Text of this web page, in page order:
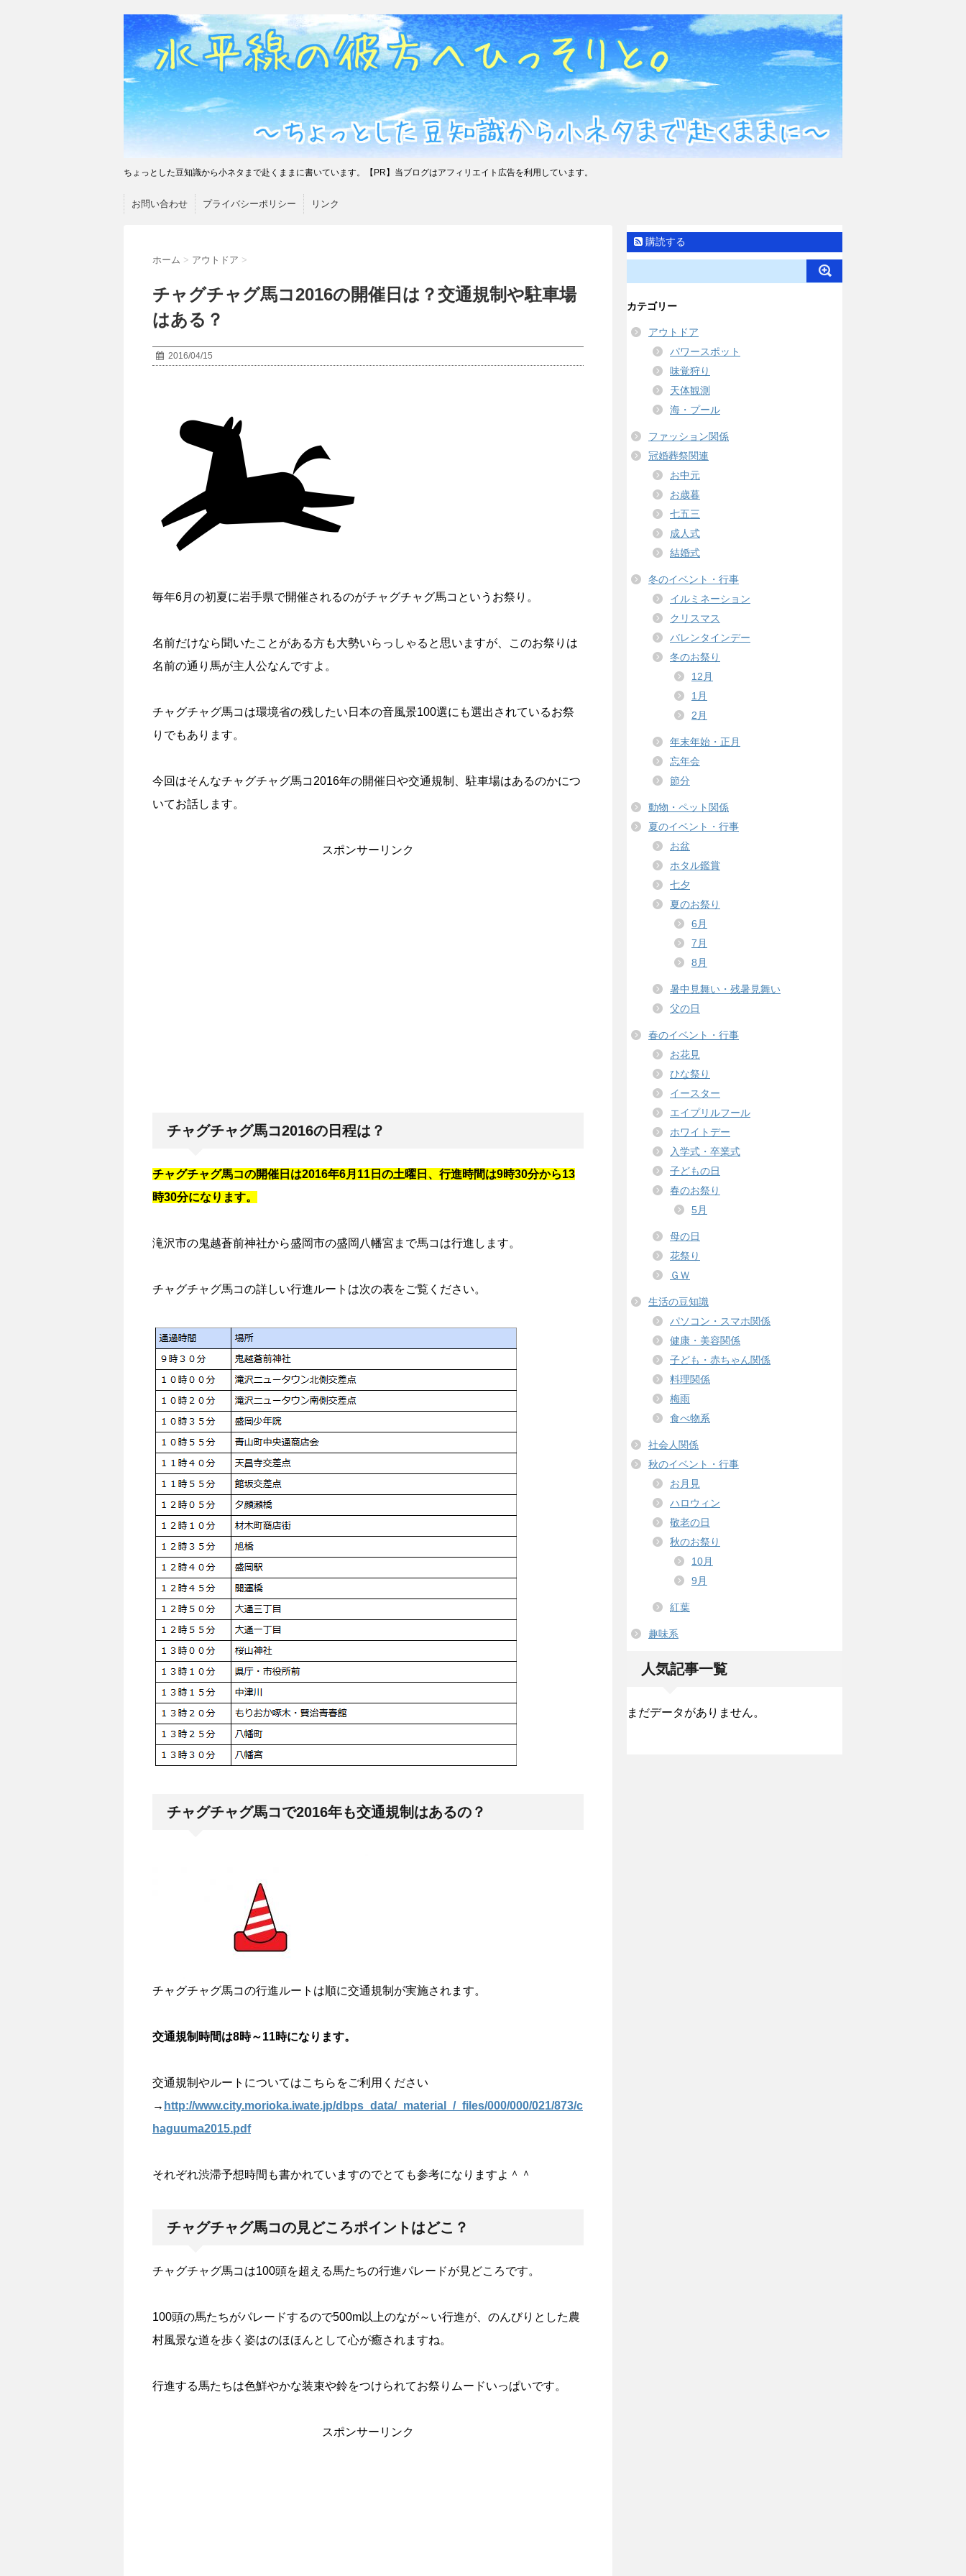
ちょっとした豆知識から小ネタまで赴くままに書いています。【PR】当ブログはアフィリエイト広告を利用しています。
お問い合わせ プライバシーポリシー リンク
ホーム > アウトドア >
チャグチャグ馬コ2016の開催日は？交通規制や駐車場
はある？
2016/04/15
毎年6月の初夏に岩手県で開催されるのがチャグチャグ馬コというお祭り。
名前だけなら聞いたことがある方も大勢いらっしゃると思いますが、このお祭りは
名前の通り馬が主人公なんですよ。
チャグチャグ馬コは環境省の残したい日本の音風景100選にも選出されているお祭
りでもあります。
今回はそんなチャグチャグ馬コ2016年の開催日や交通規制、駐車場はあるのかにつ
いてお話します。
スポンサーリンク
チャグチャグ馬コ2016の日程は？
チャグチャグ馬コの開催日は2016年6月11日の土曜日、行進時間は9時30分から13
時30分になります。
滝沢市の鬼越蒼前神社から盛岡市の盛岡八幡宮まで馬コは行進します。
チャグチャグ馬コの詳しい行進ルートは次の表をご覧ください。
チャグチャグ馬コで2016年も交通規制はあるの？
チャグチャグ馬コの行進ルートは順に交通規制が実施されます。
交通規制時間は8時～11時になります。
交通規制やルートについてはこちらをご利用ください
→ http://www.city.morioka.iwate.jp/dbps_data/_material_/_files/000/000/021/873/c
haguuma2015.pdf
それぞれ渋滞予想時間も書かれていますのでとても参考になりますよ＾＾
チャグチャグ馬コの見どころポイントはどこ？
チャグチャグ馬コは100頭を超える馬たちの行進パレードが見どころです。
100頭の馬たちがパレードするので500m以上のなが～い行進が、のんびりとした農
村風景な道を歩く姿はのほほんとして心が癒されますね。
行進する馬たちは色鮮やかな装束や鈴をつけられてお祭りムードいっぱいです。
スポンサーリンク
購読する
カテゴリー
アウトドア
パワースポット
味覚狩り
天体観測
海・プール
ファッション関係
冠婚葬祭関連
お中元
お歳暮
七五三
成人式
結婚式
冬のイベント・行事
イルミネーション
クリスマス
バレンタインデー
冬のお祭り
12月
1月
2月
年末年始・正月
忘年会
節分
動物・ペット関係
夏のイベント・行事
お盆
ホタル鑑賞
七夕
夏のお祭り
6月
7月
8月
暑中見舞い・残暑見舞い
父の日
春のイベント・行事
お花見
ひな祭り
イースター
エイプリルフール
ホワイトデー
入学式・卒業式
子どもの日
春のお祭り
5月
母の日
花祭り
ＧＷ
生活の豆知識
パソコン・スマホ関係
健康・美容関係
子ども・赤ちゃん関係
料理関係
梅雨
食べ物系
社会人関係
秋のイベント・行事
お月見
ハロウィン
敬老の日
秋のお祭り
10月
9月
紅葉
趣味系
人気記事一覧
まだデータがありません。